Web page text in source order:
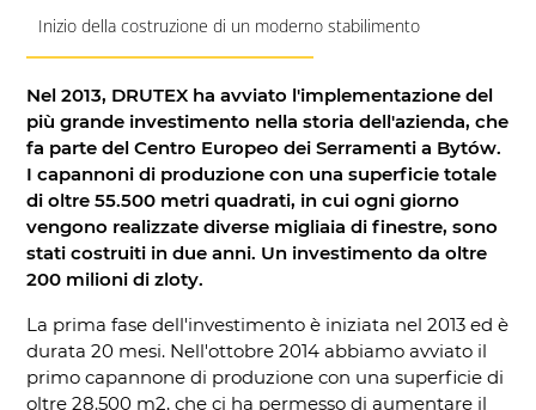
Inizio della costruzione di un moderno stabilimento
Nel 2013, DRUTEX ha avviato l'implementazione del
più grande investimento nella storia dell'azienda, che
fa parte del Centro Europeo dei Serramenti a Bytów.
I capannoni di produzione con una superficie totale
di oltre 55.500 metri quadrati, in cui ogni giorno
vengono realizzate diverse migliaia di finestre, sono
stati costruiti in due anni. Un investimento da oltre
200 milioni di zloty.
La prima fase dell'investimento è iniziata nel 2013 ed è
durata 20 mesi. Nell'ottobre 2014 abbiamo avviato il
primo capannone di produzione con una superficie di
oltre 28.500 m2, che ci ha permesso di aumentare il